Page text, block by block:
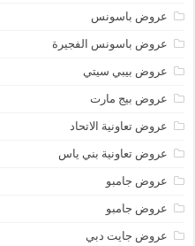
عروض باسونس
عروض باسونس الفجيرة
عروض بيبي سيتي
عروض بيج مارت
عروض تعاونية الاتحاد
عروض تعاونية بني ياس
عروض جامبو
عروض جامبو
عروض جايت دبي